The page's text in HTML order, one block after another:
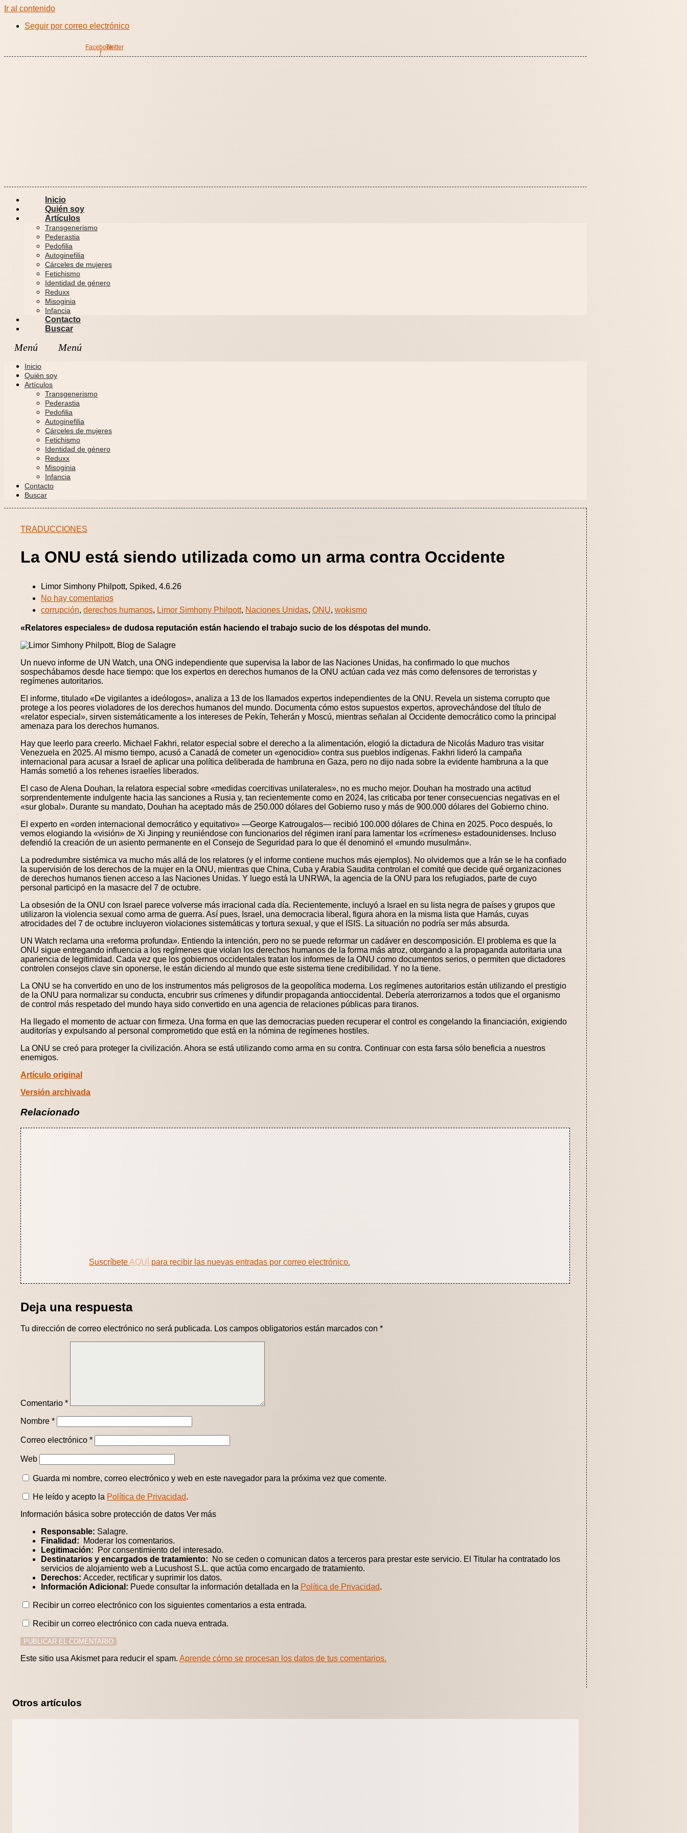
Ir al contenido
Seguir por correo electrónico
Facebook-
f
Twitter
Inicio
Quién soy
Artículos
Transgenerismo
Pederastia
Pedofilia
Autoginefilia
Cárceles de mujeres
Fetichismo
Identidad de género
Reduxx
Misoginia
Infancia
Contacto
Buscar
Inicio
Quién soy
Artículos
Transgenerismo
Pederastia
Pedofilia
Autoginefilia
Cárceles de mujeres
Fetichismo
Identidad de género
Reduxx
Misoginia
Infancia
Contacto
Buscar
TRADUCCIONES
La ONU está siendo utilizada como un arma contra Occidente
Limor Simhony Philpott, Spiked, 4.6.26
No hay comentarios
corrupción, derechos humanos, Limor Simhony Philpott, Naciones Unidas, ONU, wokismo
«Relatores especiales» de dudosa reputación están haciendo el trabajo sucio de los déspotas del mundo.
Un nuevo informe de UN Watch, una ONG independiente que supervisa la labor de las Naciones Unidas, ha confirmado lo que muchos
sospechábamos desde hace tiempo: que los expertos en derechos humanos de la ONU actúan cada vez más como defensores de terroristas y
regímenes autoritarios.
El informe, titulado «De vigilantes a ideólogos», analiza a 13 de los llamados expertos independientes de la ONU. Revela un sistema corrupto que
protege a los peores violadores de los derechos humanos del mundo. Documenta cómo estos supuestos expertos, aprovechándose del título de
«relator especial», sirven sistemáticamente a los intereses de Pekín, Teherán y Moscú, mientras señalan al Occidente democrático como la principal
amenaza para los derechos humanos.
Hay que leerlo para creerlo. Michael Fakhri, relator especial sobre el derecho a la alimentación, elogió la dictadura de Nicolás Maduro tras visitar
Venezuela en 2025. Al mismo tiempo, acusó a Canadá de cometer un «genocidio» contra sus pueblos indígenas. Fakhri lideró la campaña
internacional para acusar a Israel de aplicar una política deliberada de hambruna en Gaza, pero no dijo nada sobre la evidente hambruna a la que
Hamás sometió a los rehenes israelíes liberados.
El caso de Alena Douhan, la relatora especial sobre «medidas coercitivas unilaterales», no es mucho mejor. Douhan ha mostrado una actitud
sorprendentemente indulgente hacia las sanciones a Rusia y, tan recientemente como en 2024, las criticaba por tener consecuencias negativas en el
«sur global». Durante su mandato, Douhan ha aceptado más de 250.000 dólares del Gobierno ruso y más de 900.000 dólares del Gobierno chino.
El experto en «orden internacional democrático y equitativo» —George Katrougalos— recibió 100.000 dólares de China en 2025. Poco después, lo
vemos elogiando la «visión» de Xi Jinping y reuniéndose con funcionarios del régimen iraní para lamentar los «crímenes» estadounidenses. Incluso
defendió la creación de un asiento permanente en el Consejo de Seguridad para lo que él denominó el «mundo musulmán».
La podredumbre sistémica va mucho más allá de los relatores (y el informe contiene muchos más ejemplos). No olvidemos que a Irán se le ha confiado
la supervisión de los derechos de la mujer en la ONU, mientras que China, Cuba y Arabia Saudita controlan el comité que decide qué organizaciones
de derechos humanos tienen acceso a las Naciones Unidas. Y luego está la UNRWA, la agencia de la ONU para los refugiados, parte de cuyo
personal participó en la masacre del 7 de octubre.
La obsesión de la ONU con Israel parece volverse más irracional cada día. Recientemente, incluyó a Israel en su lista negra de países y grupos que
utilizaron la violencia sexual como arma de guerra. Así pues, Israel, una democracia liberal, figura ahora en la misma lista que Hamás, cuyas
atrocidades del 7 de octubre incluyeron violaciones sistemáticas y tortura sexual, y que el ISIS. La situación no podría ser más absurda.
UN Watch reclama una «reforma profunda». Entiendo la intención, pero no se puede reformar un cadáver en descomposición. El problema es que la
ONU sigue entregando influencia a los regímenes que violan los derechos humanos de la forma más atroz, otorgando a la propaganda autoritaria una
apariencia de legitimidad. Cada vez que los gobiernos occidentales tratan los informes de la ONU como documentos serios, o permiten que dictadores
controlen consejos clave sin oponerse, le están diciendo al mundo que este sistema tiene credibilidad. Y no la tiene.
La ONU se ha convertido en uno de los instrumentos más peligrosos de la geopolítica moderna. Los regímenes autoritarios están utilizando el prestigio
de la ONU para normalizar su conducta, encubrir sus crímenes y difundir propaganda antioccidental. Debería aterrorizarnos a todos que el organismo
de control más respetado del mundo haya sido convertido en una agencia de relaciones públicas para tiranos.
Ha llegado el momento de actuar con firmeza. Una forma en que las democracias pueden recuperar el control es congelando la financiación, exigiendo
auditorías y expulsando al personal comprometido que está en la nómina de regímenes hostiles.
La ONU se creó para proteger la civilización. Ahora se está utilizando como arma en su contra. Continuar con esta farsa sólo beneficia a nuestros
enemigos.
Artículo original
Versión archivada
Relacionado
SuscríbeteAQUÍ para recibir las nuevas entradas por correo electrónico.
Deja una respuesta
Tu dirección de correo electrónico no será publicada. Los campos obligatorios están marcados con *
Comentario *
Nombre *
Correo electrónico *
Web
Guarda mi nombre, correo electrónico y web en este navegador para la próxima vez que comente.
He leído y acepto la Política de Privacidad.
Información básica sobre protección de datos Ver más
Responsable: Salagre.
Finalidad: Moderar los comentarios.
Legitimación: Por consentimiento del interesado.
Destinatarios y encargados de tratamiento: No se ceden o comunican datos a terceros para prestar este servicio. El Titular ha contratado los
servicios de alojamiento web a Lucushost S.L. que actúa como encargado de tratamiento.
Derechos: Acceder, rectificar y suprimir los datos.
Información Adicional: Puede consultar la información detallada en la Política de Privacidad.
Recibir un correo electrónico con los siguientes comentarios a esta entrada.
Recibir un correo electrónico con cada nueva entrada.
Este sitio usa Akismet para reducir el spam. Aprende cómo se procesan los datos de tus comentarios.
Otros artículos